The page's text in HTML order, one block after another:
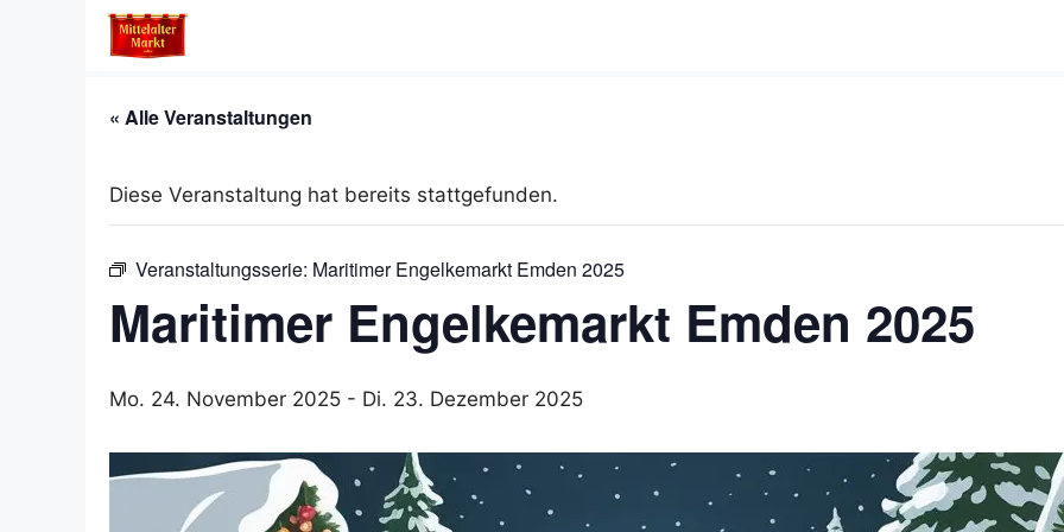
« Alle Veranstaltungen
Diese Veranstaltung hat bereits stattgefunden.
Veranstaltungsserie: Maritimer Engelkemarkt Emden 2025
Maritimer Engelkemarkt Emden 2025
Mo. 24. November 2025 - Di. 23. Dezember 2025